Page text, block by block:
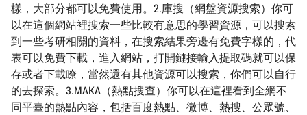
樣，大部分都可以免費使用。2.庫搜（網盤資源搜索）你可
以在這個網站裡搜索一些比較有意思的學習資源，可以搜索
到一些考研相關的資料，在搜索結果旁邊有免費字樣的，代
表可以免費下載，進入網站，打開鏈接輸入提取碼就可以保
存或者下載瞭，當然還有其他資源可以搜索，你們可以自行
的去探索。3.MAKA（熱點搜查）你可以在這裡看到全網不
同平臺的熱點內容，包括百度熱點、微博、熱搜、公眾號、